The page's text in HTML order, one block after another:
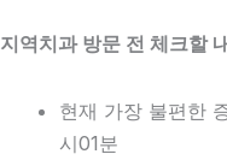
지역치과 방문 전 체크할
현재 가장 불편한
시01분